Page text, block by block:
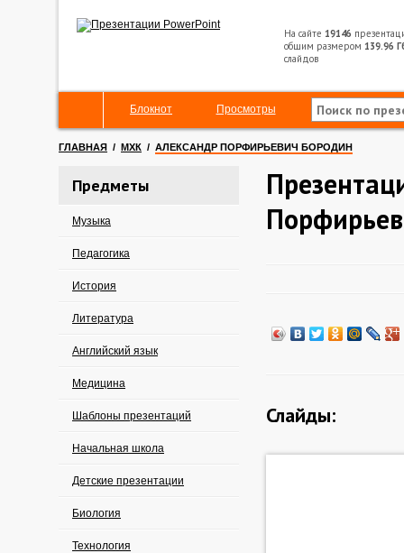
На сайте 19146
общим размером 139.96
слайдов
Блокнот Просмотры
ГЛАВНАЯ / МХК / АЛЕКСАНДР ПОРФИРЬЕВИЧ БОРОДИН
Предметы
Музыка
Педагогика
История
Литература
Английский язык
Медицина
Шаблоны презентаций
Начальная школа
Детские презентации
Биология
Технология
Слайды: